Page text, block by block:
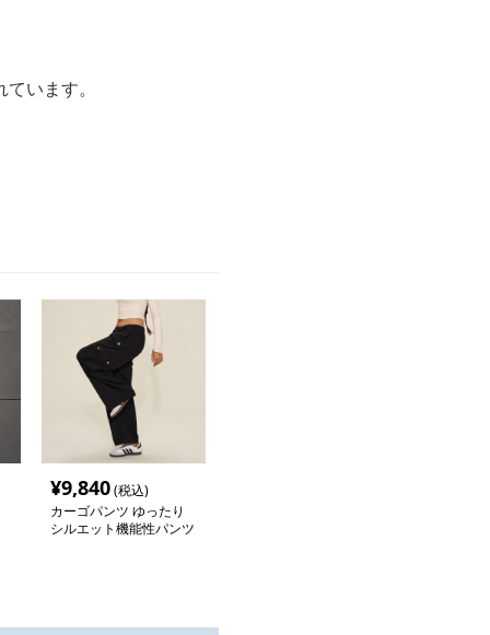
います。
¥9,840(税込)
カーゴパンツ ゆったり
シルエット機能性パンツ